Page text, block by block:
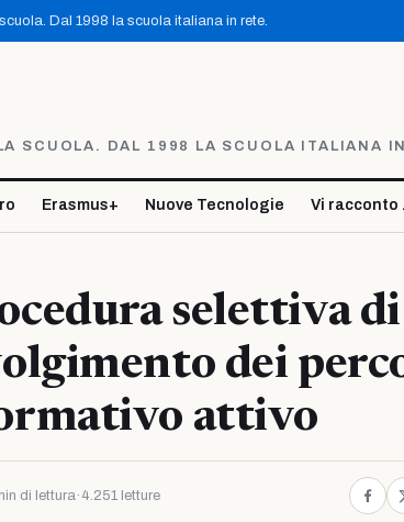
Dal 1998 la scuola italiana in rete.
SCUOLA. DAL 1998 LA SCUOLA ITALIANA
Erasmus+ Nuove Tecnologie Vi racconto
selettiva di
dei
attivo
di lettura· 4.251 letture